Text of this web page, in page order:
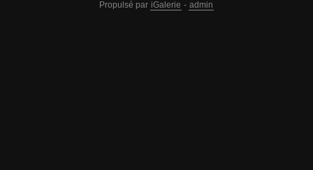
Propulsé par iGalerie - admin